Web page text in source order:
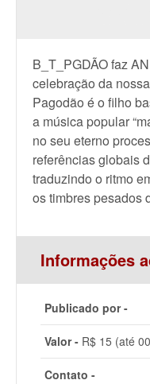
B_T_PGDÃO faz
celebração da
Pagodão é o filho
a música popular
no seu eterno
referências globais
traduzindo o ritmo
os timbres pesados
Informações
Publicado por -
Valor - R$ 15 (até
Contato -